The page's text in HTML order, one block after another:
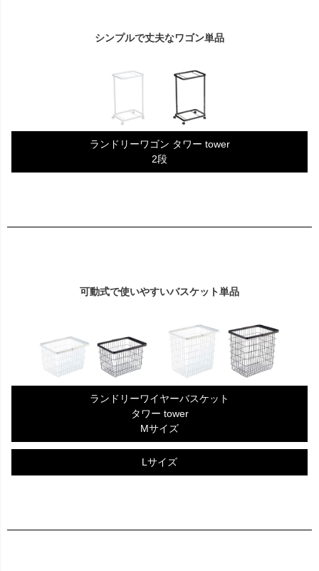
シンプルで丈夫なワゴン単品
ランドリーワゴン タワー tower
2段
可動式で使いやすいバスケット単品
ランドリーワイヤーバスケット
タワー tower
Mサイズ
Lサイズ